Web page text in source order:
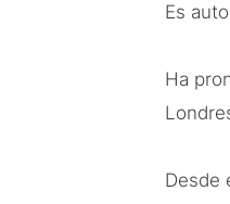
Es
Ha
Desde